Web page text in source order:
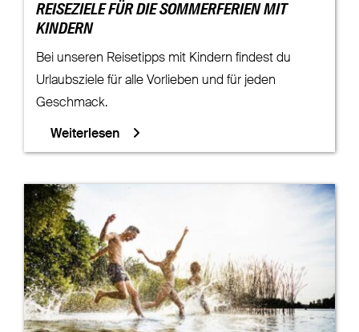
REISEZIELE FÜR DIE SOMMERFERIEN MIT
KINDERN
Bei unseren Reisetipps mit Kindern findest du
Urlaubsziele für alle Vorlieben und für jeden
Geschmack.
Weiterlesen